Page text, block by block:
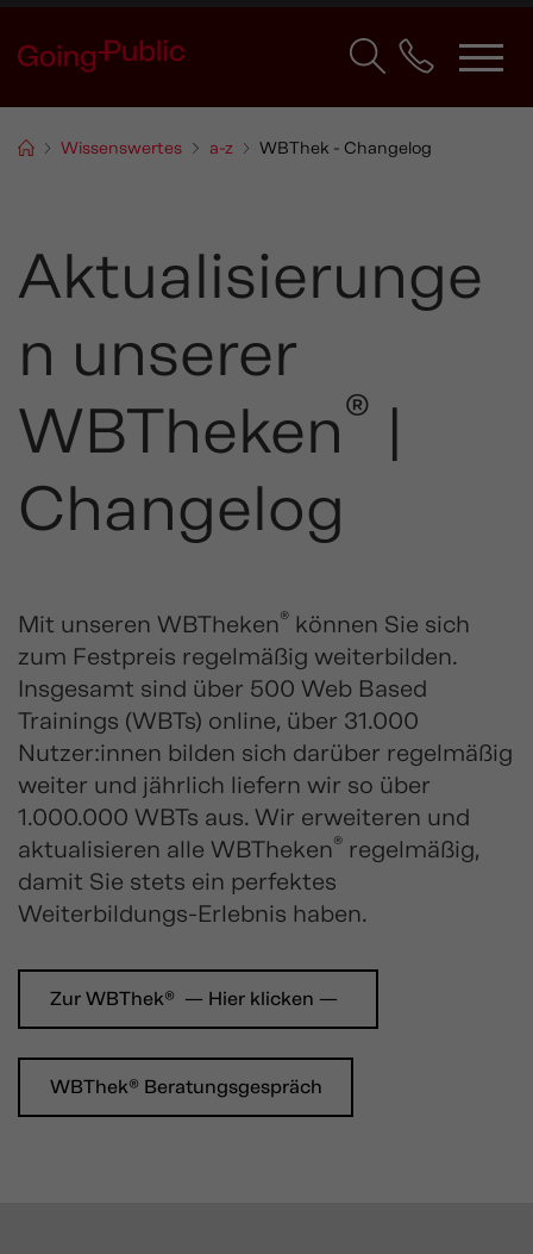
Wissenswertes a-z WBThek - Changelog
Aktualisierunge
n unserer
WBTheken® |
Changelog
Mit unseren WBTheken® können Sie sich
zum Festpreis regelmäßig weiterbilden.
Insgesamt sind über 500 Web Based
Trainings (WBTs) online, über 31.000
Nutzer:innen bilden sich darüber regelmäßig
weiter und jährlich liefern wir so über
1.000.000 WBTs aus. Wir erweiteren und
aktualisieren alle WBTheken® regelmäßig,
damit Sie stets ein perfektes
Weiterbildungs-Erlebnis haben.
Zur WBThek® — Hier klicken —
WBThek® Beratungsgespräch